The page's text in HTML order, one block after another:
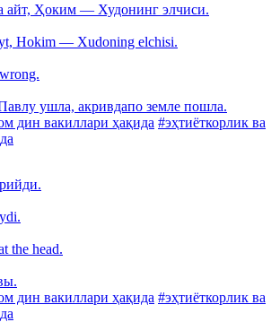
айт, Ҳоким — Худонинг элчиси.
Hokim — Xudoning elchisi.
ушла, акривдапо земле пошла.
дин вакиллари ҳақида #эҳтиёткорлик ва
the head.
дин вакиллари ҳақида #эҳтиёткорлик ва